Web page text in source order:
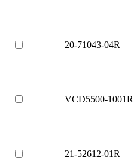
20-71043-04R
VCD5500-1001R
21-52612-01R